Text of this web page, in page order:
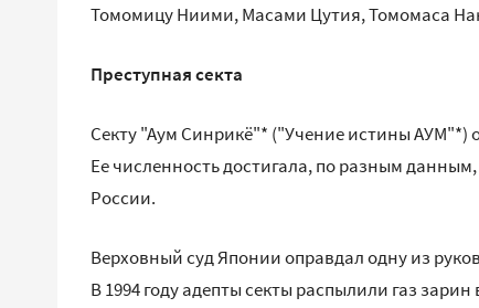
Томомицу Ниими, Масами Цутия, Томомаса
Преступная секта
Секту "Аум Синрикё"* ("Учение истины АУМ"*)
Ее численность достигала, по разным
России.
Верховный суд Японии оправдал одну из
В 1994 году адепты секты распылили газ